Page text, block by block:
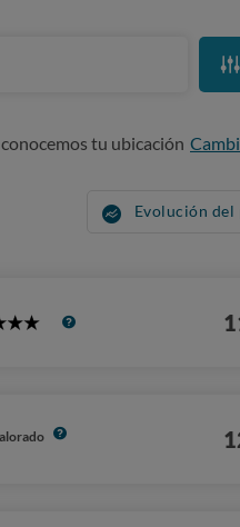
tu ubicación
Evolución del